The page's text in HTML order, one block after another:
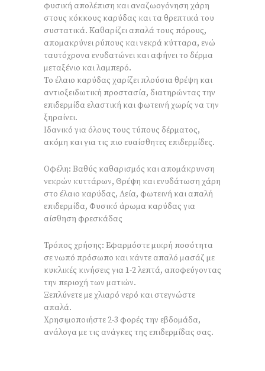
φυσική απολέπιση και αναζωογόνηση χάρη
στους κόκκους καρύδας και τα θρεπτικά του
συστατικά. Καθαρίζει απαλά τους πόρους,
απομακρύνει ρύπους και νεκρά κύτταρα, ενώ
ταυτόχρονα ενυδατώνει και αφήνει το δέρμα
μεταξένιο και λαμπερό.
Το έλαιο καρύδας χαρίζει πλούσια θρέψη και
αντιοξειδωτική προστασία, διατηρώντας την
επιδερμίδα ελαστική και φωτεινή χωρίς να την
ξηραίνει.
Ιδανικό για όλους τους τύπους δέρματος,
ακόμη και για τις πιο ευαίσθητες επιδερμίδες.
Οφέλη: Βαθύς καθαρισμός και απομάκρυνση
νεκρών κυττάρων, Θρέψη και ενυδάτωση χάρη
στο έλαιο καρύδας, Λεία, φωτεινή και απαλή
επιδερμίδα, Φυσικό άρωμα καρύδας για
αίσθηση φρεσκάδας
Τρόπος χρήσης: Εφαρμόστε μικρή ποσότητα
σε νωπό πρόσωπο και κάντε απαλό μασάζ με
κυκλικές κινήσεις για 1-2 λεπτά, αποφεύγοντας
την περιοχή των ματιών.
Ξεπλύνετε με χλιαρό νερό και στεγνώστε
απαλά.
Χρησιμοποιήστε 2-3 φορές την εβδομάδα,
ανάλογα με τις ανάγκες της επιδερμίδας σας.